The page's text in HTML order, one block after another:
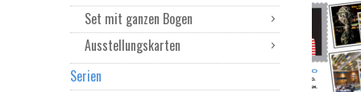
Set mit ganzen Bogen
Ausstellungskarten
Serien